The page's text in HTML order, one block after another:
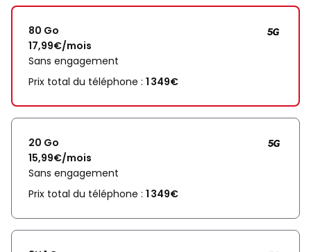
80 Go
17,99€/mois
Sans engagement
Prix total du téléphone : 1 349€
20 Go
15,99€/mois
Sans engagement
Prix total du téléphone : 1 349€